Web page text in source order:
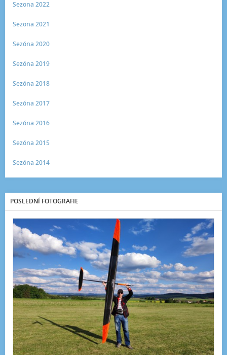
Sezona 2022
Sezona 2021
Sezóna 2020
Sezóna 2019
Sezóna 2018
Sezóna 2017
Sezóna 2016
Sezóna 2015
Sezóna 2014
POSLEDNÍ FOTOGRAFIE